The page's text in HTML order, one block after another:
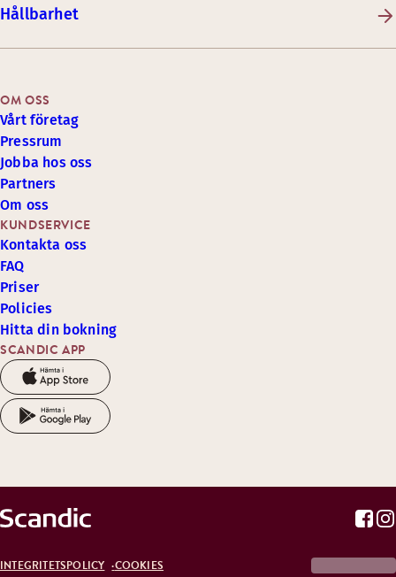
Hållbarhet
SCANDIC APP
KUNDSERVICE
Kontakta oss
FAQ
Priser
Policies
Hitta din bokning
OM OSS
Vårt företag
Pressrum
Jobba hos oss
Partners
Om oss
INTEGRITETSPOLICY COOKIES